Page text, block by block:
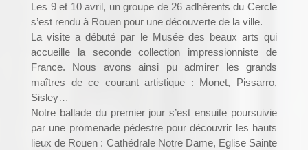
Les 9 et 10 avril, un groupe de 26 adhérents du Cercle
s’est rendu à Rouen pour une découverte de la ville.
La visite a débuté par le Musée des beaux arts qui
accueille la seconde collection impressionniste de
France. Nous avons ainsi pu admirer les grands
maîtres de ce courant artistique : Monet, Pissarro,
Sisley…
Notre ballade du premier jour s’est ensuite poursuivie
par une promenade pédestre pour découvrir les hauts
lieux de Rouen : Cathédrale Notre Dame, Eglise Sainte